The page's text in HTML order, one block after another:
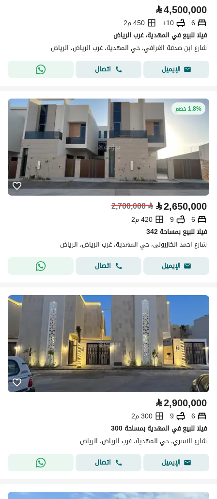
⃁4,500,000
6
10+
450 م2
فيلا للبيع في المهدية، غرب الرياض
شارع ابن صدقة الغرافي، حي المهدية، غرب الرياض، الرياض
الإيميل
اتصال
1.8% خصم
⃁2,650,000
⃁
2,700,000
6
9
420 م2
فيلا للبيع بمساحة 342
شارع احمد الكازرونى، حي المهدية، غرب الرياض، الرياض
الإيميل
اتصال
⃁2,900,000
6
9
300 م2
فيلا للبيع في المهدية بمساحة 300
شارع النسري، حي المهدية، غرب الرياض، الرياض
الإيميل
اتصال